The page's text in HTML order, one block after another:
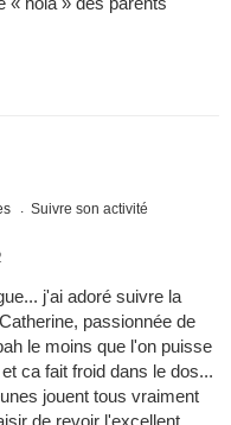
Suivre son activité
j'ai adoré suivre la
passionnée de
le moins que l'on puisse
ca fait froid dans le dos...
jouent tous vraiment